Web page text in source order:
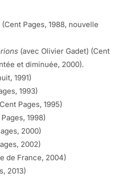
les seuls moments de paix dont il
le titre du roman, la Guerre avec
entendre «la guerre passée
à ces temps de ravissement.
du combat symbolique et
se dégager des fers maternels
partant d’autant plus solides et
d’ailleurs, pour tout dire, la mort qui
mère, Gabriel est retourné sur les
traversé nouveau-né dans ses
protégeaient des bombes. D’une
mort-révélation, de l’origine d’une
(Cent Pages, 1988, nouvelle
(avec Olivier Gadet) (Cent
et diminuée, 2000).
1991)
1993)
Pages, 1995)
1998)
2000)
2002)
de France, 2004)
2013)